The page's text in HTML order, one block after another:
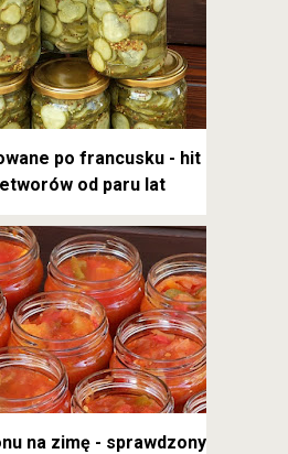
po francusku - hit
od paru lat
na zimę - sprawdzony